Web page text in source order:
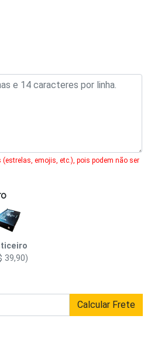
(estrelas, emojis, etc.), pois podem não ser
39,90)
Calcular Frete